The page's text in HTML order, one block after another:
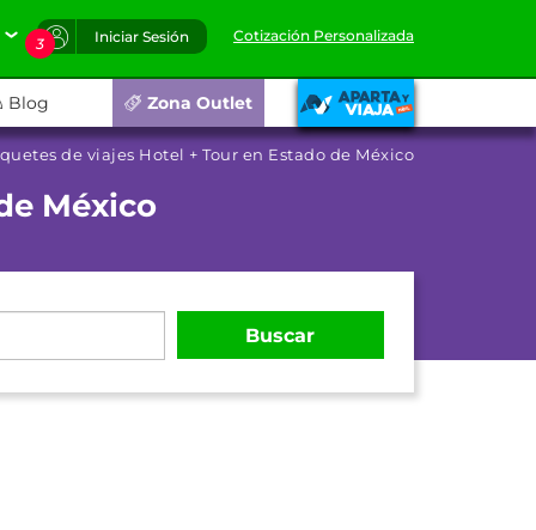
3 Iniciar Sesión Cotización Personalizada
Blog Zona Outlet
de viajes Hotel + Tour en Estado de México
México
Buscar